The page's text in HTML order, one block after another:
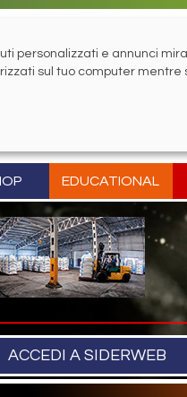
EDUCATIONAL
ACCEDI A SIDERWEB
personalizzati e annunci
sul tuo computer mentre